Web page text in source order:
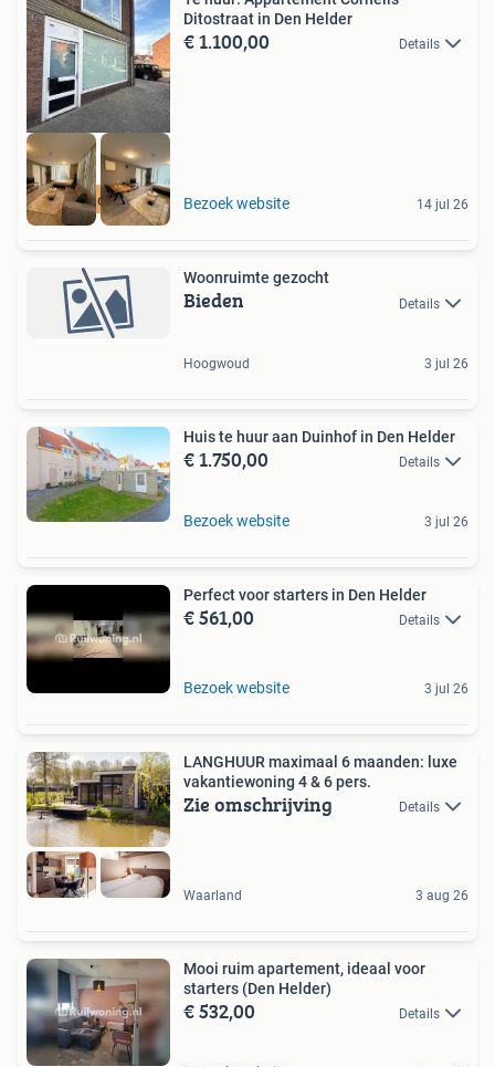
Meer op onze site
Ditostraat in Den Helder
€ 1.100,00 Details
Bezoek website 14 jul 26
Woonruimte gezocht
Bieden Details
Hoogwoud 3 jul 26
Huis te huur aan Duinhof in Den Helder
€ 1.750,00 Details
Bezoek website 3 jul 26
Perfect voor starters in Den Helder
€ 561,00 Details
Bezoek website 3 jul 26
LANGHUUR maximaal 6 maanden: luxe
vakantiewoning 4 & 6 pers.
Zie omschrijving Details
Waarland 3 aug 26
Mooi ruim apartement, ideaal voor
starters (Den Helder)
€ 532,00 Details